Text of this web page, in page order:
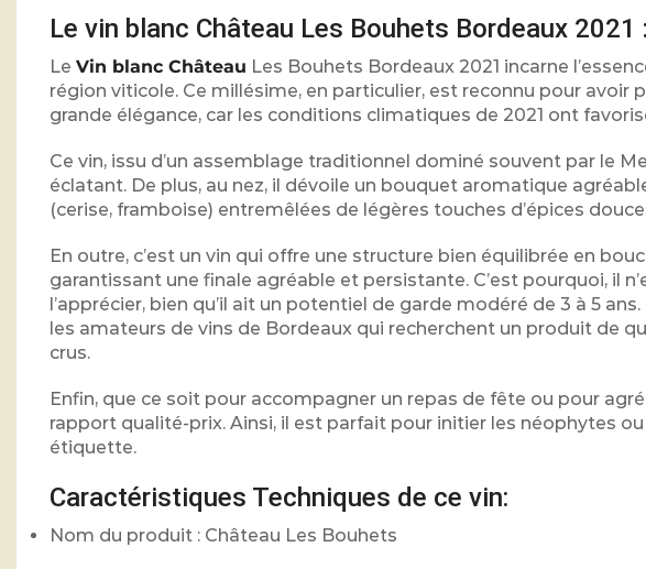
Le vin blanc Château Les Bouhets Bordeaux
Le Vin blanc Château Les Bouhets Bordeaux 2021 incarne
région viticole. Ce millésime, en particulier, est reconnu pour avoir
grande élégance, car les conditions climatiques de 2021 ont
Ce vin, issu d’un assemblage traditionnel dominé souvent par le
éclatant. De plus, au nez, il dévoile un bouquet aromatique
(cerise, framboise) entremêlées de légères touches d’épices
En outre, c’est un vin qui offre une structure bien équilibrée en
garantissant une finale agréable et persistante. C’est pourquoi, il
l’apprécier, bien qu’il ait un potentiel de garde modéré de 3 à 5
les amateurs de vins de Bordeaux qui recherchent un produit de
crus.
Enfin, que ce soit pour accompagner un repas de fête ou pour
rapport qualité-prix. Ainsi, il est parfait pour initier les néophytes
étiquette.
Caractéristiques Techniques de ce vin:
Nom du produit : Château Les Bouhets